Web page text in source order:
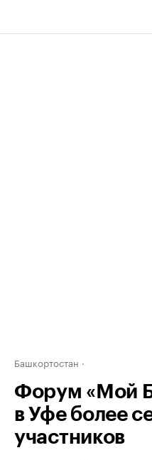
Башкортостан
Форум «Мой
в Уфе более
участников